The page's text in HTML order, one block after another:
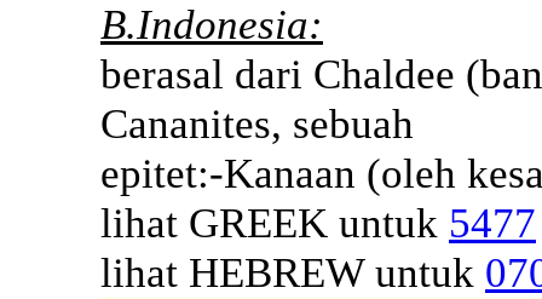
B.Indonesia:
berasal dari Chaldee
Cananites, sebuah
epitet:-Kanaan (oleh
lihat GREEK untuk 5477
lihat HEBREW untuk